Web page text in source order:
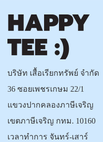
บริษัท เสื้อเรียกทรัพย์ จำกัด
36 ซอยเพชรเกษม 22/1
แขวงปากคลองภาษีเจริญ
เขตภาษีเจริญ กทม. 10160
เวลาทำการ จันทร์-เสาร์